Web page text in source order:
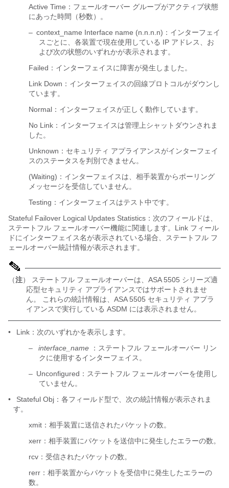
Active Time：フェールオーバー グループがアクティブ状態
にあった時間（秒数）。
– context_name Interface name (n.n.n.n)：インターフェイ
スごとに、各装置で現在使用している IP アドレス、お
よび次の状態のいずれかが表示されます。
Failed：インターフェイスに障害が発生しました。
Link Down：インターフェイスの回線プロトコルがダウンし
ています。
Normal：インターフェイスが正しく動作しています。
No Link：インターフェイスは管理上シャットダウンされま
した。
Unknown：セキュリティ アプライアンスがインターフェイ
スのステータスを判別できません。
(Waiting)：インターフェイスは、相手装置からポーリング
メッセージを受信していません。
Testing：インターフェイスはテスト中です。
Stateful Failover Logical Updates Statistics：次のフィールドは、
ステートフル フェールオーバー機能に関連します。Link フィール
ドにインターフェイス名が表示されている場合、ステートフル フ
ェールオーバー統計情報が表示されます。
（注） ステートフル フェールオーバーは、ASA 5505 シリーズ適
応型セキュリティ アプライアンスではサポートされませ
ん。 これらの統計情報は、ASA 5505 セキュリティ アプラ
イアンスで実行している ASDM には表示されません。
•
Link：次のいずれかを表示します。
–
interface_name ：ステートフル フェールオーバー リン
クに使用するインターフェイス。
– Unconfigured：ステートフル フェールオーバーを使用し
ていません。
•
Stateful Obj：各フィールド型で、次の統計情報が表示されま
す。
xmit：相手装置に送信されたパケットの数。
xerr：相手装置にパケットを送信中に発生したエラーの数。
rcv：受信されたパケットの数。
rerr：相手装置からパケットを受信中に発生したエラーの
数。